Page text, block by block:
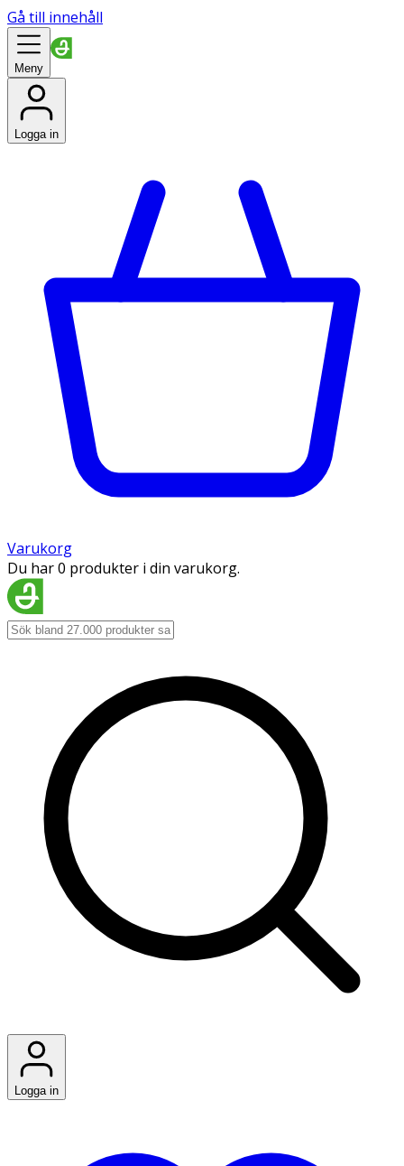
Gå till innehåll
Meny
Logga in
Varukorg
Du har 0 produkter i din varukorg.
Logga in